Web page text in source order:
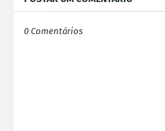
0 Comentários